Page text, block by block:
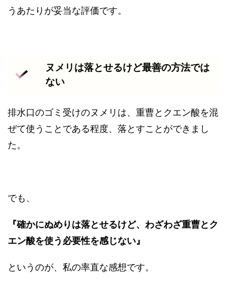
うあたりが妥当な評価です。
ヌメリは落とせるけど最善の方法では
ない
排水口のゴミ受けのヌメリは、重曹とクエン酸を混
ぜて使うことである程度、落とすことができまし
た。
でも、
『確かにぬめりは落とせるけど、わざわざ重曹とク
エン酸を使う必要性を感じない』
というのが、私の率直な感想です。